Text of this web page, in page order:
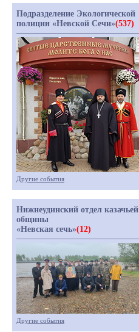
Подразделение Экологической
полиции «Невской Сечи»(537)
Другие события
Нижнеудинский отдел казачьей
общины
«Невская сечь»(12)
Другие события